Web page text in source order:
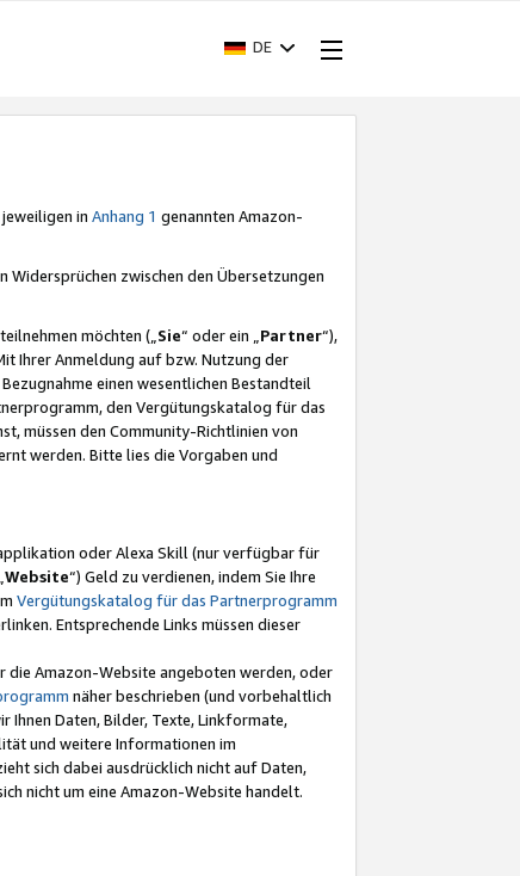
DE
in Anhang 1 genannten Amazon-
Widersprüchen zwischen den Übersetzungen
möchten („Sie“ oder ein „Partner“),
Ihrer Anmeldung auf bzw. Nutzung der
einen wesentlichen Bestandteil
den Vergütungskatalog für das
müssen den Community-Richtlinien von
werden. Bitte lies die Vorgaben und
oder Alexa Skill (nur verfügbar für
Website“) Geld zu verdienen, indem Sie Ihre
Vergütungskatalog für das Partnerprogramm
Entsprechende Links müssen dieser
die Amazon-Website angeboten werden, oder
näher beschrieben (und vorbehaltlich
Daten, Bilder, Texte, Linkformate,
und weitere Informationen im
sich dabei ausdrücklich nicht auf Daten,
nicht um eine Amazon-Website handelt.